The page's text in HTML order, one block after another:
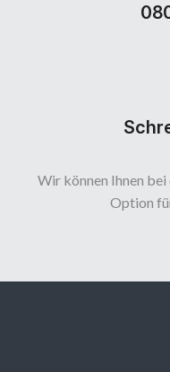
Wir können Ihnen
Option